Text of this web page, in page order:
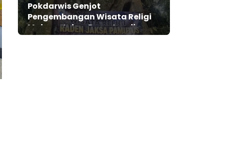
Pokdarwis Genjot
Pengembangan Wisata Religi
Makam Jaksa Pamutus di
Lebak